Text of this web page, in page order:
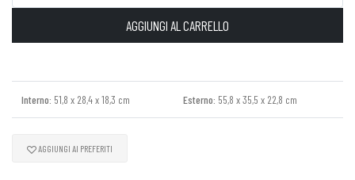
AGGIUNGI AL CARRELLO
Interno: 51,8 x 28,4 x 18,3 cm Esterno: 55,8 x 35,5 x 22,8 cm
AGGIUNGI AI PREFERITI